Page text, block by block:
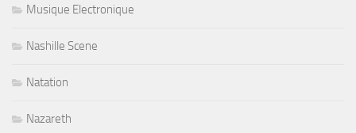
Musique Electronique
Nashille Scene
Natation
Nazareth